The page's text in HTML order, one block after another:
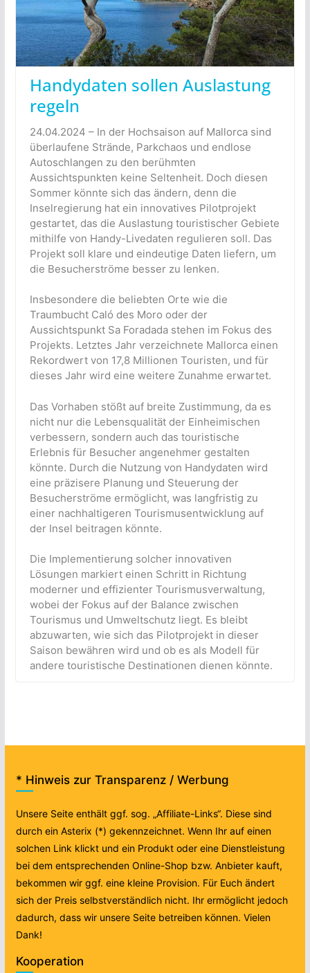
Handydaten sollen Auslastung
regeln
24.04.2024 – In der Hochsaison auf Mallorca sind
überlaufene Strände, Parkchaos und endlose
Autoschlangen zu den berühmten
Aussichtspunkten keine Seltenheit. Doch diesen
Sommer könnte sich das ändern, denn die
Inselregierung hat ein innovatives Pilotprojekt
gestartet, das die Auslastung touristischer Gebiete
mithilfe von Handy-Livedaten regulieren soll. Das
Projekt soll klare und eindeutige Daten liefern, um
die Besucherströme besser zu lenken.
Insbesondere die beliebten Orte wie die
Traumbucht Caló des Moro oder der
Aussichtspunkt Sa Foradada stehen im Fokus des
Projekts. Letztes Jahr verzeichnete Mallorca einen
Rekordwert von 17,8 Millionen Touristen, und für
dieses Jahr wird eine weitere Zunahme erwartet.
Das Vorhaben stößt auf breite Zustimmung, da es
nicht nur die Lebensqualität der Einheimischen
verbessern, sondern auch das touristische
Erlebnis für Besucher angenehmer gestalten
könnte. Durch die Nutzung von Handydaten wird
eine präzisere Planung und Steuerung der
Besucherströme ermöglicht, was langfristig zu
einer nachhaltigeren Tourismusentwicklung auf
der Insel beitragen könnte.
Die Implementierung solcher innovativen
Lösungen markiert einen Schritt in Richtung
moderner und effizienter Tourismusverwaltung,
wobei der Fokus auf der Balance zwischen
Tourismus und Umweltschutz liegt. Es bleibt
abzuwarten, wie sich das Pilotprojekt in dieser
Saison bewähren wird und ob es als Modell für
andere touristische Destinationen dienen könnte.
* Hinweis zur Transparenz / Werbung
Unsere Seite enthält ggf. sog. „Affiliate-Links“. Diese sind
durch ein Asterix (*) gekennzeichnet. Wenn Ihr auf einen
solchen Link klickt und ein Produkt oder eine Dienstleistung
bei dem entsprechenden Online-Shop bzw. Anbieter kauft,
bekommen wir ggf. eine kleine Provision. Für Euch ändert
sich der Preis selbstverständlich nicht. Ihr ermöglicht jedoch
dadurch, dass wir unsere Seite betreiben können. Vielen
Dank!
Kooperation